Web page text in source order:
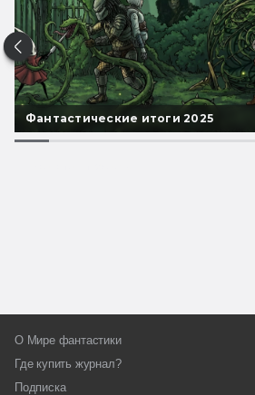
Фантастические итоги 2025
О Мире фантастики
Где купить журнал?
Подписка